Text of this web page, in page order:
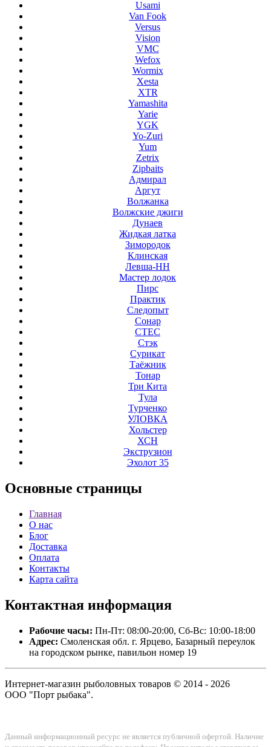
Usami
Van Fook
Versus
Vision
VMC
Wefox
Wormix
Xesta
XTR
Yamashita
Yarie
YGK
Yo-Zuri
Yum
Zetrix
Zipbaits
Адмирал
Аргут
Волжанка
Волжские джиги
Дунаев
Жидкая латка
Зимородок
Клинская
Левша-НН
Мастер лодок
Пирс
Практик
Следопыт
Сонар
СТЕС
Стэк
Сурикат
Таёжник
Тонар
Три Кита
Тула
Турченко
УЛОВКА
Хольстер
ХСН
Экструзион
Эхолот 35
Основные страницы
Главная
О нас
Блог
Доставка
Оплата
Контакты
Карта сайта
Контактная информация
Рабочие часы: Пн-Пт: 08:00-20:00, Сб-Вс: 10:00-18:00
Адрес: Смоленская обл. г. Ярцево, Базарный переулок
на городском рынке, павильон номер 19
Интернет-магазин рыболовных товаров © 2014 - 2026
ООО "Порт рыбака".
Данный информационный ресурс не является публичной офертой. Наличие